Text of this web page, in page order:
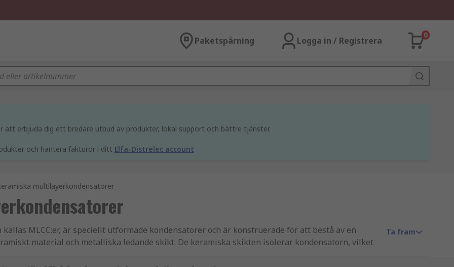
Paketspårning Logga in / Registrera
0
att erbjuda dig ett bredare utbud av produkter, lokal support och bättre tjänster.
och hantera fakturor i ditt Elfa-Distrelec account
multilayerkondensatorer
MLCC:er, är speciellt utformade kondensatorer och är konstruerade för att bestå av en
material och metalliska ledande skikt. De keramiska skikten isolerar kondensatorn, vilket
Ta fram